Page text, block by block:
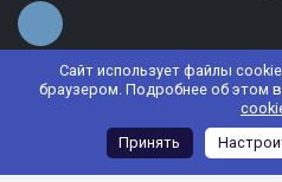
Сайт использует файлы
браузером. Подробнее об этом
Принять
© 2022 АНО ДО "Планета